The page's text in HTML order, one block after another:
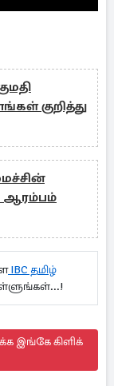
குறித்து
ஆரம்பம்
IBC தமிழ்
இங்கே கிளிக்